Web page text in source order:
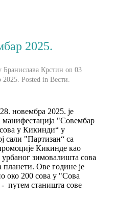
2025.
Бранислава Крстин on03
2025. Posted inВести.
новембра 2025. је
манифестација "Совембар
у Кикинди“ у
сали "Партизан“ са
Кикинде као
урбаног зимовалишта сова
планети. Ове године је
око 200 сова у "Сова
- путем станишта сове